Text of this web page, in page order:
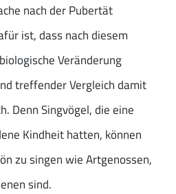
nach der Pubertät
ist, dass nach diesem
Veränderung
treffender Vergleich damit
Denn Singvögel, die eine
Kindheit hatten, können
zu singen wie Artgenossen,
sind.